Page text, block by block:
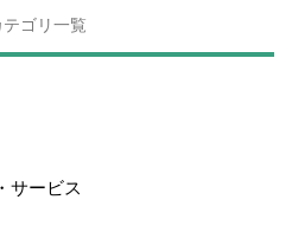
テゴリ一覧
サービス